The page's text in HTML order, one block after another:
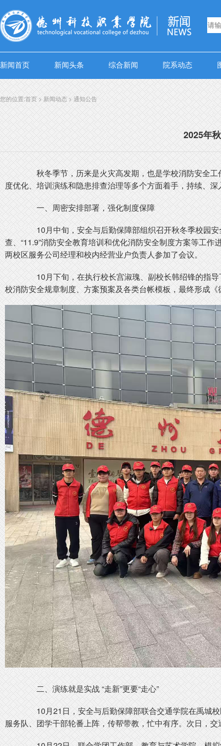
新闻首页 新闻头条 综合新闻 院系动态
您的位置:首页>新闻动态>通知公告
2025年
秋冬季节，历来是火灾高发期，也是学校消防安全工
度优化、培训演练和隐患排查治理等多个方面着手，持续、
一、周密安排部署，强化制度保障
10月中旬，安全与后勤保障部组织召开秋冬季校园安
查、“11.9”消防安全教育培训和优化消防安全制度方案等工
两校区服务公司经理和校内经营业户负责人参加了会议。
10月下旬，在执行校长宫淑瑰、副校长韩绍锋的指导
校消防安全规章制度、方案预案及各类台帐模板，最终形成
二、演练就是实战 “走新”更要“走心”
10月21日，安全与后勤保障部联合交通学院在禹城校
服务队、团学干部轮番上阵，传帮带教，忙中有序。次日，